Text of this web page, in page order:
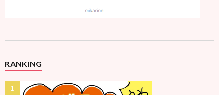
RANKING